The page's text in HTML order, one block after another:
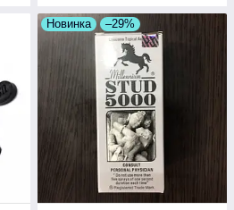
Новинка –29%